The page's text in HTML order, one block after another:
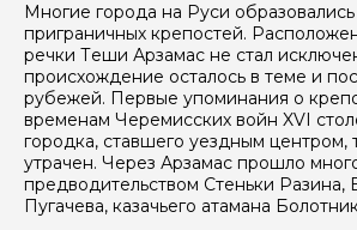
Многие города на Руси
приграничных крепостей.
речки Теши Арзамас не стал
происхождение осталось в теме и
рубежей. Первые упоминания о
временам Черемисских войн XVI
городка, ставшего уездным центром,
утрачен. Через Арзамас прошло
предводительством Стеньки Разина,
Пугачева, казачьего атамана